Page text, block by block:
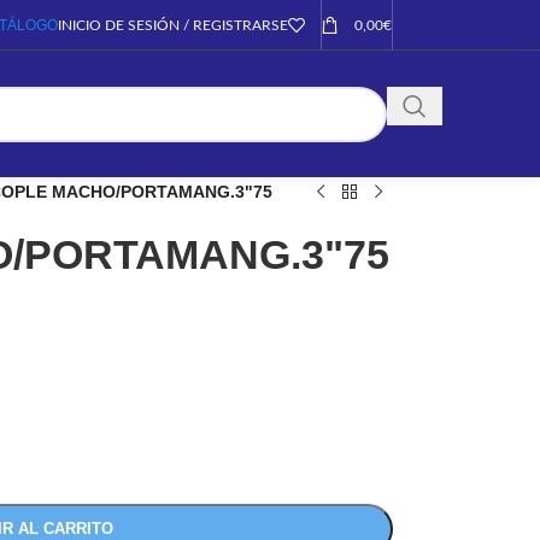
INICIO DE SESIÓN / REGISTRARSE 0,00€
MACHO/PORTAMANG.3"75
PORTAMANG.3"75
AL CARRITO